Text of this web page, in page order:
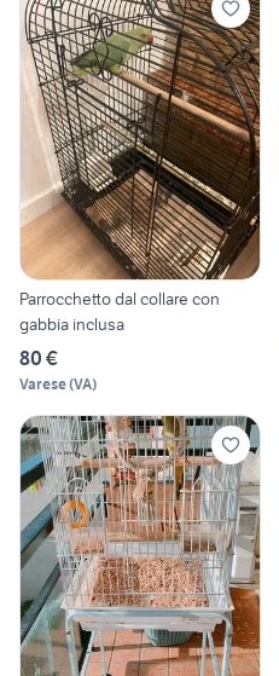
Parrocchetto dal collare con
gabbia inclusa
80 €
Varese(VA)